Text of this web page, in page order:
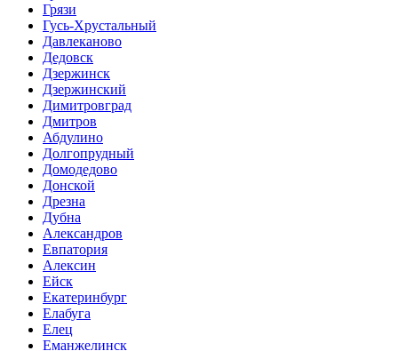
Грязи
Гусь-Хрустальный
Давлеканово
Дедовск
Дзержинск
Дзержинский
Димитровград
Дмитров
Абдулино
Долгопрудный
Домодедово
Донской
Дрезна
Дубна
Александров
Евпатория
Алексин
Ейск
Екатеринбург
Елабуга
Елец
Еманжелинск